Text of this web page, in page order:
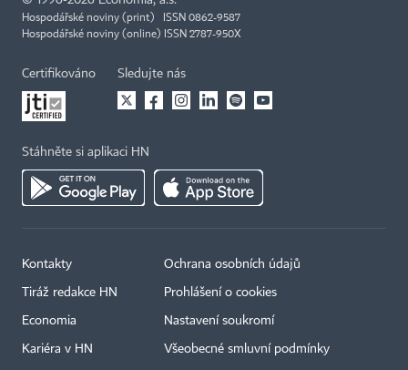
Hospodářské noviny (print) ISSN 0862-9587
Hospodářské noviny (online) ISSN 2787-950X
Certifikováno Sledujte nás
Stáhněte si aplikaci HN
Kontakty
Tiráž redakce HN
Economia
Kariéra v HN
Ochrana osobních údajů
Prohlášení o cookies
Nastavení soukromí
Všeobecné smluvní podmínky